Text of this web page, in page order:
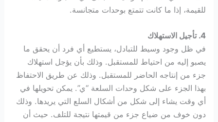
للقيمة، إذا ما كانت تتمتع بوحدات متجانسة.
4. تأجيل الاستهلاك
في ظل وجود وسيط للتبادل، يستطيع أي فرد أن يحقق ما
يصبو إليه من احتياط للمستقبل. وذلك بأن يؤجل استهلاك
جزء من إنتاجه الحاضر للمستقبل. وذلك عن طريق الاحتفاظ
بهذا الجزء على شكل وحدات السلعة “ي”. يمكن تحويلها في
أي وقت يشاء إلى شكل من أشكال السلع التي يريدها. وذلك
دون خوف من ضياع جزء من قيمتها نتيجة للتلف. حيث أن